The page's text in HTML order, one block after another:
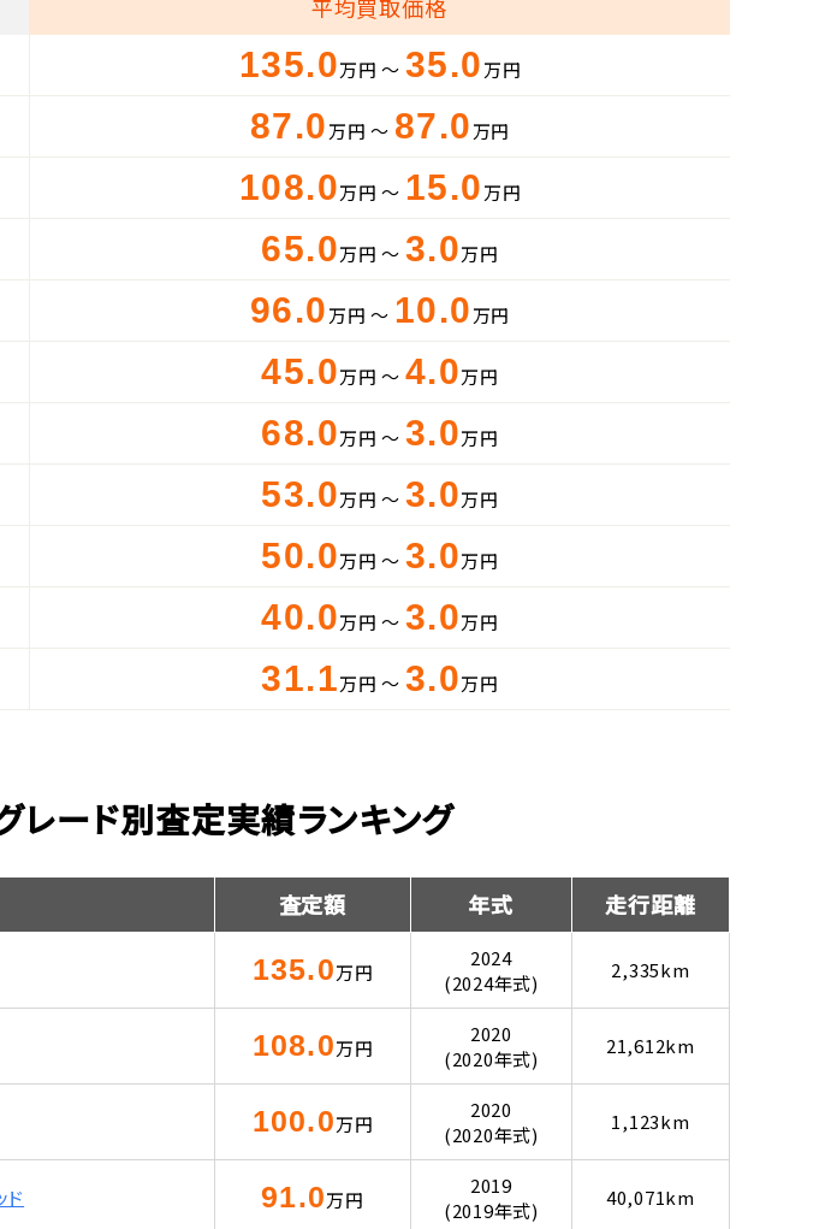
平均買取価格
135.0万円 ～ 35.0万円
87.0万円 ～ 87.0万円
108.0万円 ～ 15.0万円
65.0万円 ～ 3.0万円
96.0万円 ～ 10.0万円
45.0万円 ～ 4.0万円
68.0万円 ～ 3.0万円
53.0万円 ～ 3.0万円
50.0万円 ～ 3.0万円
40.0万円 ～ 3.0万円
31.1万円 ～ 3.0万円
レード別査定実績ランキング
査定額 年式 走行距離
135.0万円
2024
(2024年式)
2,335km
108.0万円
2020
(2020年式)
21,612km
100.0万円
2020
(2020年式)
1,123km
91.0万円
2019
(2019年式)
40,071km